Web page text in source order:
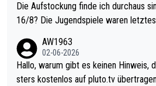
Die Aufstockung finde ich durchaus
16/8? Die Jugendspiele waren letztes Jahr durchaus sehr kurz
Allerdings ist Mitchell Lawrie als Nummer 1 der Welt eh qualifi
ziert. Somit ändert die automatische
sters erstmal nichts. Ich denke sie wollen damit für nächstes J
AW1963
02-06-2026
Hallo, warum gibt es keinen Hinweis, dass die Nordic Darts Ma
sters kostenlos auf pluto.tv